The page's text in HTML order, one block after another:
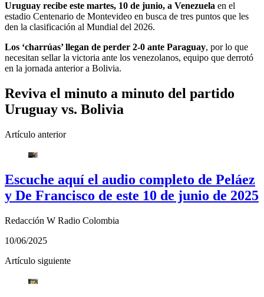
Uruguay recibe este martes, 10 de junio, a Venezuela en el
estadio Centenario de Montevideo en busca de tres puntos que les
den la clasificación al Mundial del 2026.
Los ‘charrúas’ llegan de perder 2-0 ante Paraguay, por lo que
necesitan sellar la victoria ante los venezolanos, equipo que derrotó
en la jornada anterior a Bolivia.
Reviva el minuto a minuto del partido
Uruguay vs. Bolivia
Artículo anterior
Escuche aquí el audio completo de Peláez
y De Francisco de este 10 de junio de 2025
Redacción W Radio Colombia
10/06/2025
Artículo siguiente